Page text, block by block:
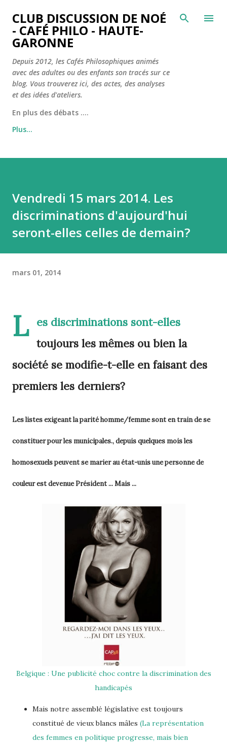
Accéder au contenu principal
CLUB DISCUSSION DE NOÉ
- CAFÉ PHILO - HAUTE-
GARONNE
Depuis 2012, les Cafés Philosophiques animés
avec des adultes ou des enfants son tracés sur ce
blog. Vous trouverez ici, des actes, des analyses
et des idées d'ateliers.
En plus des débats ....
Plus…
Vendredi 15 mars 2014. Les
discriminations d'aujourd'hui
seront-elles celles de demain?
mars 01, 2014
L
es discriminations sont-elles
toujours les mêmes ou bien la
société se modifie-t-elle en faisant des
premiers les derniers?
Les listes exigeant la parité homme/femme sont en train de se
constituer pour les municipales., depuis quelques mois les
homosexuels peuvent se marier au état-unis une personne de
couleur est devenue Président ... Mais ...
Belgique : Une publicité choc contre la discrimination des
handicapés
Mais notre assemblé législative est toujours
constitué de vieux blancs mâles (La représentation
des femmes en politique progresse, mais bien